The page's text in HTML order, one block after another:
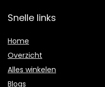
Snelle links
Home
Overzicht
Alles winkelen
Blogs